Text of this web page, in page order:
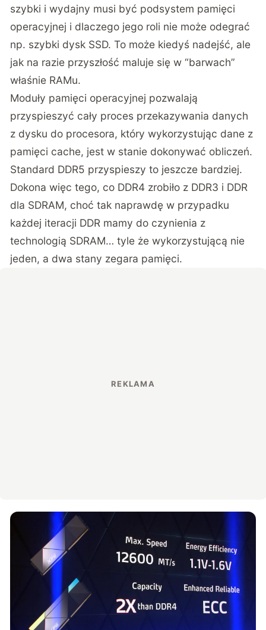
szybki i wydajny musi być podsystem pamięci
operacyjnej i dlaczego jego roli nie może odegrać
np. szybki dysk SSD. To może kiedyś nadejść, ale
jak na razie przyszłość maluje się w “barwach”
właśnie RAMu.
Moduły pamięci operacyjnej pozwalają
przyspieszyć cały proces przekazywania danych
z dysku do procesora, który wykorzystując dane z
pamięci cache, jest w stanie dokonywać obliczeń.
Standard DDR5 przyspieszy to jeszcze bardziej.
Dokona więc tego, co DDR4 zrobiło z DDR3 i DDR
dla SDRAM, choć tak naprawdę w przypadku
każdej iteracji DDR mamy do czynienia z
technologią SDRAM… tyle że wykorzystującą nie
jeden, a dwa stany zegara pamięci.